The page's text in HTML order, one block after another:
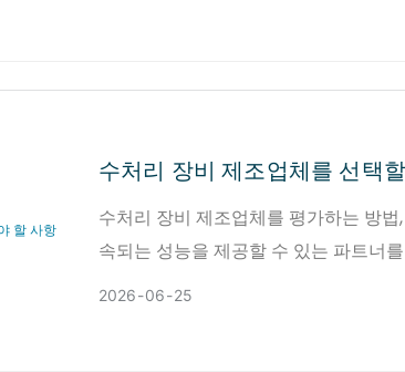
수처리 장비 제조업체를 선택
수처리 장비 제조업체를 평가하는 방
속되는 성능을 제공할 수 있는 파트너
2026 06 25